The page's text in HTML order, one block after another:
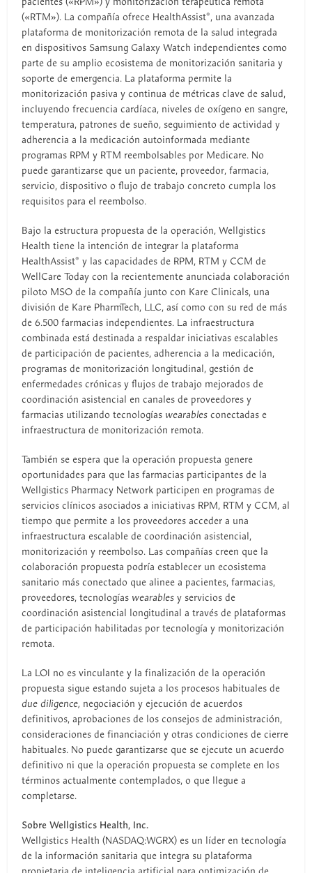
(«RTM»). La compañía ofrece HealthAssist®, una avanzada
plataforma de monitorización remota de la salud integrada
en dispositivos Samsung Galaxy Watch independientes como
parte de su amplio ecosistema de monitorización sanitaria y
soporte de emergencia. La plataforma permite la
monitorización pasiva y continua de métricas clave de salud,
incluyendo frecuencia cardíaca, niveles de oxígeno en sangre,
temperatura, patrones de sueño, seguimiento de actividad y
adherencia a la medicación autoinformada mediante
programas RPM y RTM reembolsables por Medicare. No
puede garantizarse que un paciente, proveedor, farmacia,
servicio, dispositivo o flujo de trabajo concreto cumpla los
requisitos para el reembolso.
Bajo la estructura propuesta de la operación, Wellgistics
Health tiene la intención de integrar la plataforma
HealthAssist® y las capacidades de RPM, RTM y CCM de
WellCare Today con la recientemente anunciada colaboración
piloto MSO de la compañía junto con Kare Clinicals, una
división de Kare PharmTech, LLC, así como con su red de más
de 6.500 farmacias independientes. La infraestructura
combinada está destinada a respaldar iniciativas escalables
de participación de pacientes, adherencia a la medicación,
programas de monitorización longitudinal, gestión de
enfermedades crónicas y flujos de trabajo mejorados de
coordinación asistencial en canales de proveedores y
farmacias utilizando tecnologías wearablesconectadas e
infraestructura de monitorización remota.
También se espera que la operación propuesta genere
oportunidades para que las farmacias participantes de la
Wellgistics Pharmacy Network participen en programas de
servicios clínicos asociados a iniciativas RPM, RTM y CCM, al
tiempo que permite a los proveedores acceder a una
infraestructura escalable de coordinación asistencial,
monitorización y reembolso. Las compañías creen que la
colaboración propuesta podría establecer un ecosistema
sanitario más conectado que alinee a pacientes, farmacias,
proveedores, tecnologías wearables y servicios de
coordinación asistencial longitudinal a través de plataformas
de participación habilitadas por tecnología y monitorización
remota.
La LOI no es vinculante y la finalización de la operación
propuesta sigue estando sujeta a los procesos habituales de
due diligence, negociación y ejecución de acuerdos
definitivos, aprobaciones de los consejos de administración,
consideraciones de financiación y otras condiciones de cierre
habituales. No puede garantizarse que se ejecute un acuerdo
definitivo ni que la operación propuesta se complete en los
términos actualmente contemplados, o que llegue a
completarse.
Sobre Wellgistics Health, Inc.
Wellgistics Health (NASDAQ:WGRX) es un líder en tecnología
de la información sanitaria que integra su plataforma